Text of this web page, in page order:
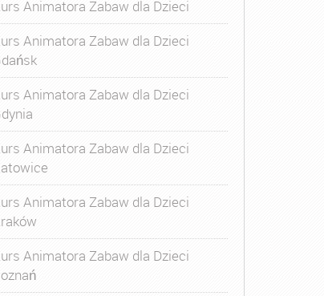
Animatora Zabaw dla Dzieci
Animatora Zabaw dla Dzieci
Animatora Zabaw dla Dzieci
Animatora Zabaw dla Dzieci
Animatora Zabaw dla Dzieci
Animatora Zabaw dla Dzieci